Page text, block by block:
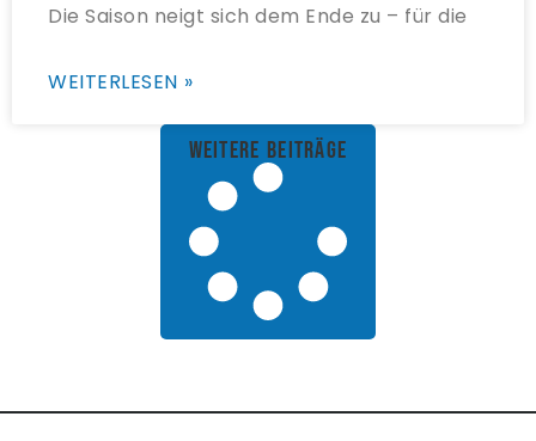
Die Saison neigt sich dem Ende zu – für die
WEITERLESEN »
weitere Beiträge